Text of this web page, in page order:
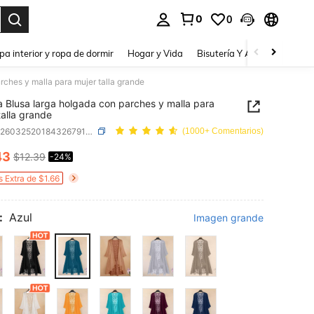
0 0
interior y ropa de dormir Hogar y Vida Bisutería Y Accesorios
y malla para mujer talla grande
Blusa larga holgada con parches y malla para
grande
SKU: sz260325201843267914815 (1000+ Comentarios)
AND AVAILABILITY
$12.39 -24%
Extra de $1.66
Azul Imagen grande